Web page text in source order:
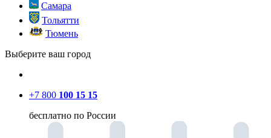
Самара
Тольятти
Тюмень
Выберите ваш город
+7 800 100 15 15
бесплатно по России